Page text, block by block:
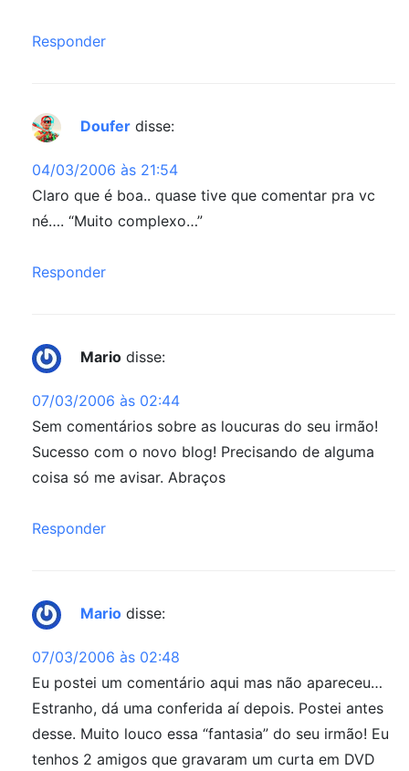
Responder
Doufer disse:
04/03/2006 às 21:54
Claro que é boa.. quase tive que comentar pra vc
né…. “Muito complexo…”
Responder
Mario disse:
07/03/2006 às 02:44
Sem comentários sobre as loucuras do seu irmão!
Sucesso com o novo blog! Precisando de alguma
coisa só me avisar. Abraços
Responder
Mario disse:
07/03/2006 às 02:48
Eu postei um comentário aqui mas não apareceu…
Estranho, dá uma conferida aí depois. Postei antes
desse. Muito louco essa “fantasia” do seu irmão! Eu
tenhos 2 amigos que gravaram um curta em DVD